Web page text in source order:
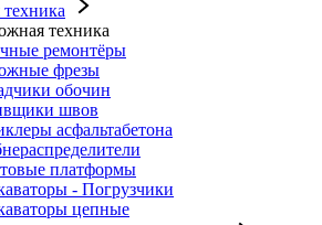
техника
ремонтёры
фрезы
обочин
швов
асфальтабетона
платформы
- Погрузчики
цепные